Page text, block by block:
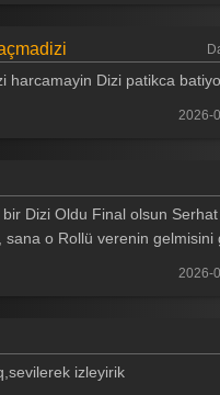
harcamayin Dizi patikca
2026-
Dizi Oldu Final olsun
sana o Rollü verenin gelmisini
2026-
izleyirik